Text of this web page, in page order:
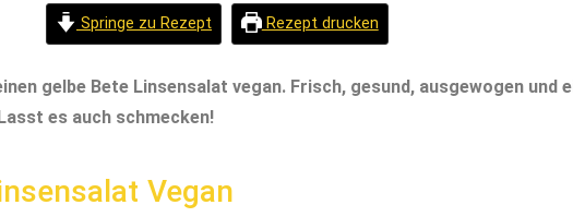
Springe zu Rezept Rezept drucken
gelbe Bete Linsensalat vegan. Frisch, gesund, ausgewogen und
es auch schmecken!
Vegan